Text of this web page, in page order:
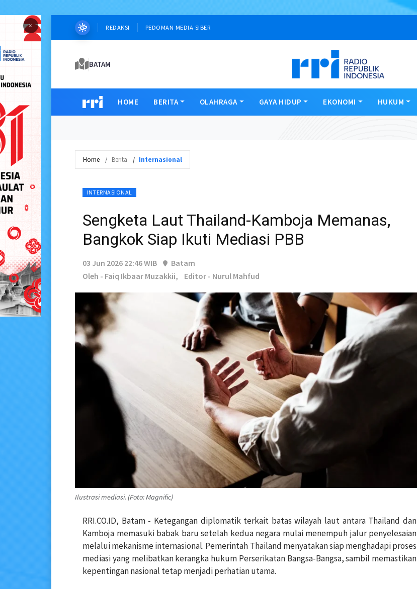
× REDAKSI PEDOMAN MEDIA SIBER
BATAM
HOME BERITA OLAHRAGA GAYA HIDUP EKONOMI HUKUM
Home Berita Internasional
INTERNASIONAL
Sengketa Laut Thailand-Kamboja Memanas,
Bangkok Siap Ikuti Mediasi PBB
03 Jun 2026 22:46 WIB
Batam
Oleh - Faiq Ikbaar Muzakkii,
Editor - Nurul Mahfud
Ilustrasi mediasi. (Foto: Magnific)
RRI.CO.ID, Batam - Ketegangan diplomatik terkait batas wilayah laut antara Thailand dan
Kamboja memasuki babak baru setelah kedua negara mulai menempuh jalur penyelesaian
melalui mekanisme internasional. Pemerintah Thailand menyatakan siap menghadapi proses
mediasi yang melibatkan kerangka hukum Perserikatan Bangsa-Bangsa, sambil memastikan
kepentingan nasional tetap menjadi perhatian utama.